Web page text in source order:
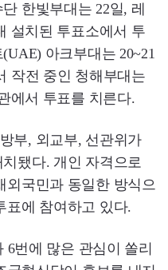
한빛부대는 22일, 레
설치된 투표소에서 투
아크부대는 20~21
작전 중인 청해부대는
에서 투표를 치른다.
부, 외교부, 선관위가
됐다. 개인 자격으로
외국민과 동일한 방식으
표에 참여하고 있다.
번에 많은 관심이 쏠리